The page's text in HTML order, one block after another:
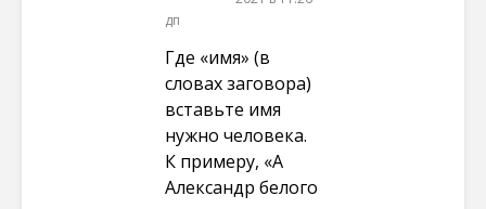
дп
Где «имя» (в
словах заговора)
вставьте имя
нужно человека.
К примеру, «А
Александр белого